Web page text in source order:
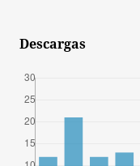
Descargas